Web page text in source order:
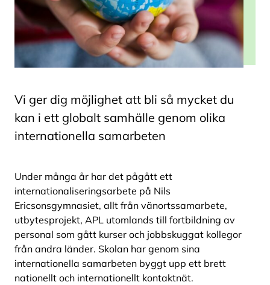
Vi ger dig möjlighet att bli så mycket du
kan i ett globalt samhälle genom olika
internationella samarbeten
Under många år har det pågått ett
internationaliseringsarbete på Nils
Ericsonsgymnasiet, allt från vänortssamarbete,
utbytesprojekt, APL utomlands till fortbildning av
personal som gått kurser och jobbskuggat kollegor
från andra länder. Skolan har genom sina
internationella samarbeten byggt upp ett brett
nationellt och internationellt kontaktnät.